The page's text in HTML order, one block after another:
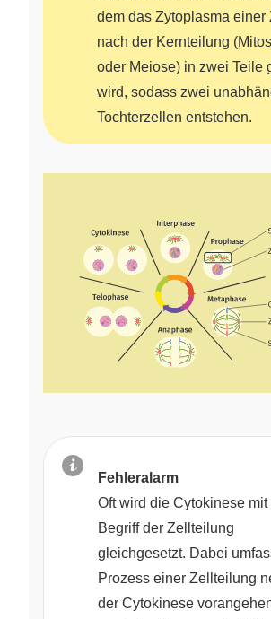
dem das Zytoplasma einer
nach der Kernteilung
oder Meiose) in zwei Teile
wird, sodass zwei
Tochterzellen entstehen.
Fehleralarm
Oft wird die Cytokinese mit
Begriff der Zellteilung
gleichgesetzt. Dabei
Prozess einer Zellteilung
der Cytokinese